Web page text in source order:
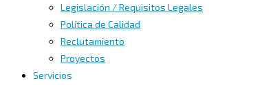
Legislación / Requisitos Legales
Política de Calidad
Reclutamiento
Proyectos
Servicios